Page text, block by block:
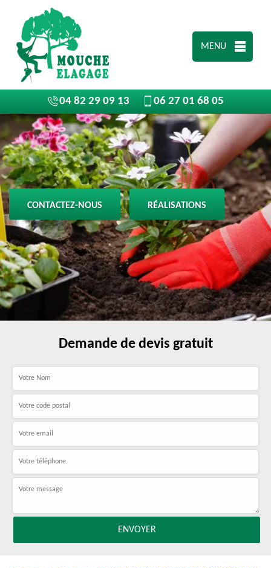
MENU
04 82 29 09 13 06 27 01 68 05
CONTACTEZ-NOUS RÉALISATIONS
Demande de devis gratuit